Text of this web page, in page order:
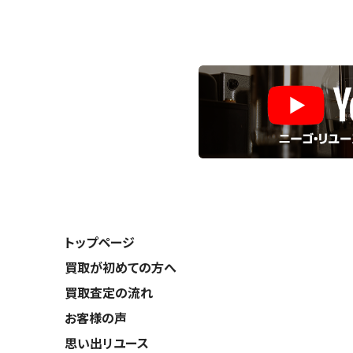
トップページ
買取が初めての方へ
買取査定の流れ
お客様の声
思い出リユース